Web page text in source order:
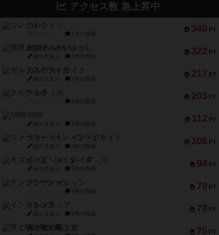
アクセス数 急上昇中
340 PT
コレクト！
1件の投稿
322 PT
無限まちがいさがし
紹介文あり 2件の投稿
217 PT
ガルフストライク
紹介文あり 1件の投稿
203 PT
クルティボ
1件の投稿
112 PT
1809
紹介文あり 1件の投稿
108 PT
ファースト・イン・フライト
紹介文あり 3件の投稿
94 PT
モズビ－ズ・レイダ－ズ
紹介文あり 1件の投稿
79 PT
テンプテーション
2件の投稿
78 PT
インドネシア
紹介文あり 2件の投稿
75 PT
宵と暁の呪文書